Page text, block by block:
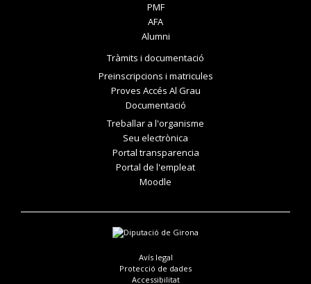
PMF
AFA
Alumni
Tràmits i documentació
Preinscripcions i matricules
Proves Accés Al Grau
Documentació
Treballar a l'organisme
Seu electrònica
Portal transparencia
Portal de l'empleat
Moodle
Avís legal
Protecció de dades
Accessibilitat